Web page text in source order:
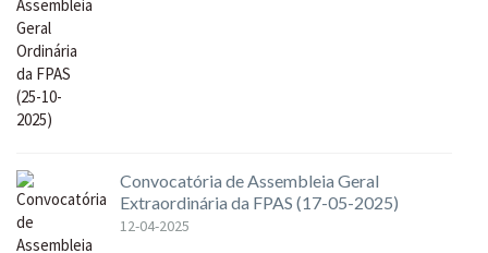
Convocatória de Assembleia Geral
Extraordinária da FPAS (17-05-2025)
12-04-2025